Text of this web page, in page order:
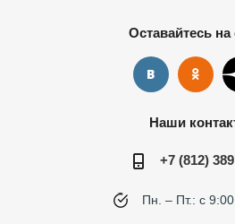
Оставайтесь на
Наши
+7 (812)
Пн. – Пт.: с